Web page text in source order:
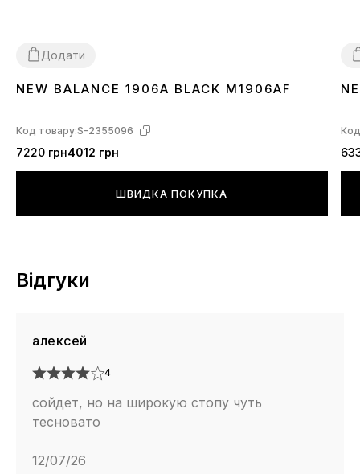
Додати
3637 3839404142 4344
NEW BALANCE 1906A BLACK M1906AF
Код товару:S-2355096
7220 грн4012 грн
ШВИДКА ПОКУПКА
Відгуки
алексей
4
сойдет, но на широкую стопу чуть
тесновато
12/07/26